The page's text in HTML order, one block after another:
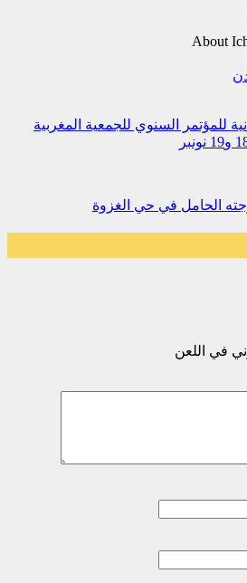
About
للمؤتمر السنوي للجمعية المغربية
الحامل في حي الغزوة
في اللعن